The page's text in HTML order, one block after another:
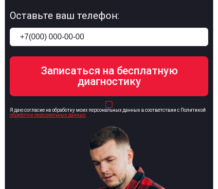
Оставьте ваш телефон:
Я даю согласие на обработку моих персональных данных в соответствии с Политикой
обработки персональных данных